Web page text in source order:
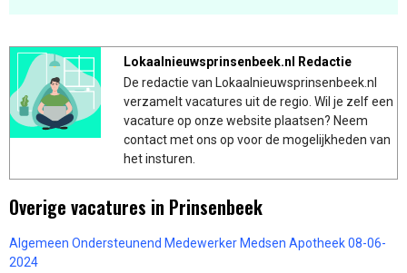
Lokaalnieuwsprinsenbeek.nl Redactie
De redactie van Lokaalnieuwsprinsenbeek.nl
verzamelt vacatures uit de regio. Wil je zelf een
vacature op onze website plaatsen? Neem
contact met ons op voor de mogelijkheden van
het insturen.
Overige vacatures in Prinsenbeek
Algemeen Ondersteunend Medewerker Medsen Apotheek 08-06-
2024